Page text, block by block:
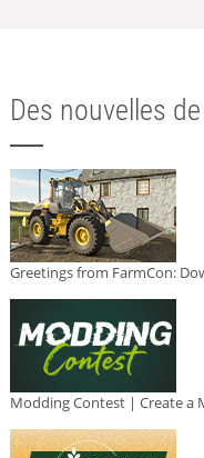
Des nouvelles
Greetings from FarmCon:
Modding Contest | Create a